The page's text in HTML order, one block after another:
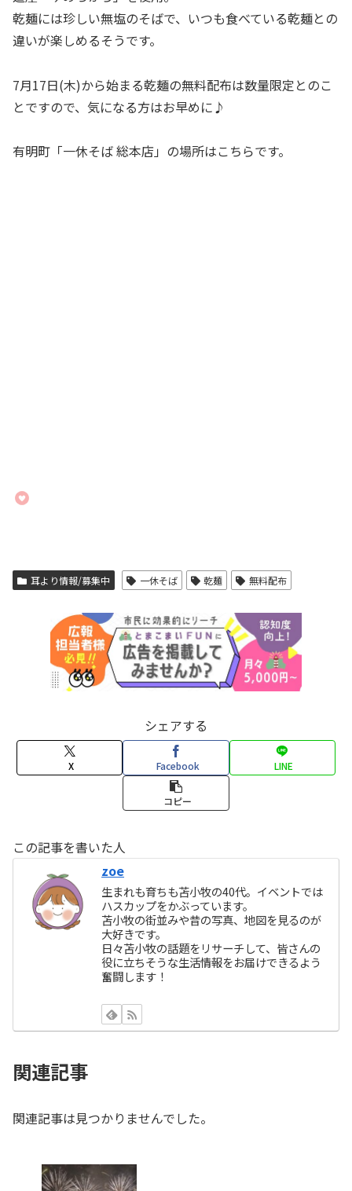
乾麺には珍しい無塩のそばで、いつも食べている乾麺との
違いが楽しめるそうです。
7月17日(木)から始まる乾麺の無料配布は数量限定とのこ
とですので、気になる方はお早めに♪
有明町「一休そば 総本店」の場所はこちらです。
耳より情報/募集中 一休そば 乾麺 無料配布
シェアする
X Facebook LINE
コピー
この記事を書いた人
zoe
生まれも育ちも苫小牧の40代。イベントでは
ハスカップをかぶっています。
苫小牧の街並みや昔の写真、地図を見るのが
大好きです。
日々苫小牧の話題をリサーチして、皆さんの
役に立ちそうな生活情報をお届けできるよう
奮闘します！
関連記事
関連記事は見つかりませんでした。